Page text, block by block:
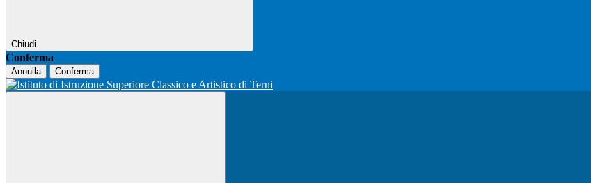
Chiudi
Conferma
Annulla Conferma